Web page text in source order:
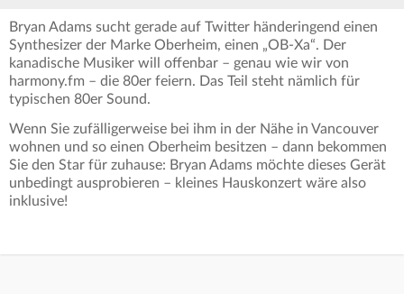
Bryan Adams sucht gerade auf Twitter händeringend einen
Synthesizer der Marke Oberheim, einen „OB-Xa“. Der
kanadische Musiker will offenbar – genau wie wir von
harmony.fm – die 80er feiern. Das Teil steht nämlich für
typischen 80er Sound.
Wenn Sie zufälligerweise bei ihm in der Nähe in Vancouver
wohnen und so einen Oberheim besitzen – dann bekommen
Sie den Star für zuhause: Bryan Adams möchte dieses Gerät
unbedingt ausprobieren – kleines Hauskonzert wäre also
inklusive!